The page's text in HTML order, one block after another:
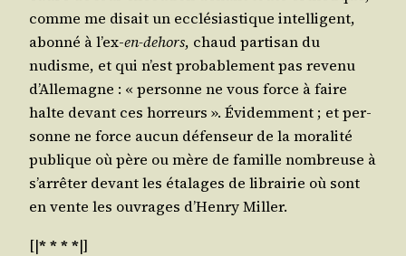
comme me disait un ecclé­sias­tique intel­li­gent,
abon­né à l’ex-en-dehors, chaud par­ti­san du
nudisme, et qui n’est pro­ba­ble­ment pas reve­nu
d’Al­le­magne : « per­sonne ne vous force à faire
halte devant ces hor­reurs ». Évi­dem­ment ; et per­
sonne ne force aucun défen­seur de la mora­li­té
publique où père ou mère de famille nom­breuse à
s’ar­rê­ter devant les éta­lages de librai­rie où sont
en vente les ouvrages d’Hen­ry Miller.
[|* * * *|]